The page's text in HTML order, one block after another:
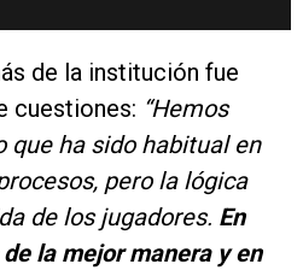
de la institución fue
cuestiones: “Hemos
que ha sido habitual en
pero la lógica
de los jugadores. En
la mejor manera y en